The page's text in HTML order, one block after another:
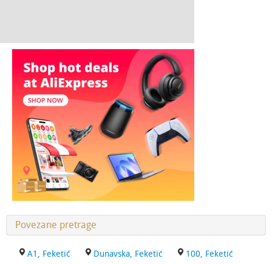
Povezane pretrage
A1, Feketić Dunavska, Feketić
100, Feketić